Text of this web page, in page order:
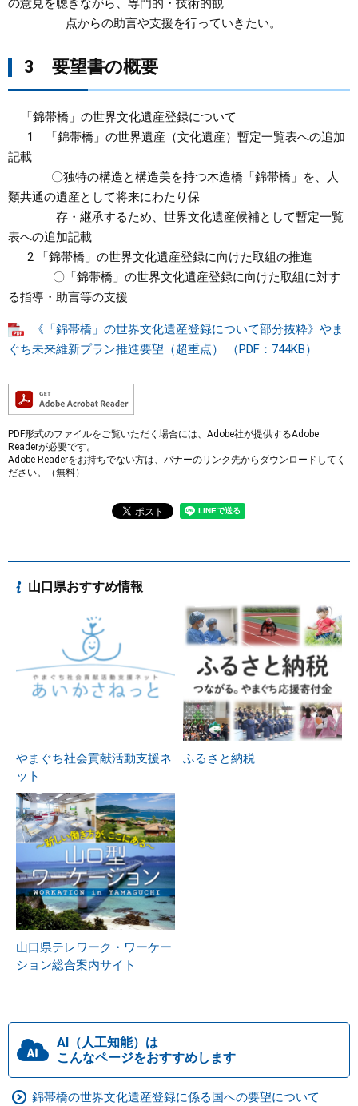
の意見を聴きながら、専門的・技術的観
点からの助言や支援を行っていきたい。
3 要望書の概要
「錦帯橋」の世界文化遺産登録について
1 「錦帯橋」の世界遺産（文化遺産）暫定一覧表への追加
記載
〇独特の構造と構造美を持つ木造橋「錦帯橋」を、人
類共通の遺産として将来にわたり保
存・継承するため、世界文化遺産候補として暫定一覧
表への追加記載
2 「錦帯橋」の世界文化遺産登録に向けた取組の推進
〇「錦帯橋」の世界文化遺産登録に向けた取組に対す
る指導・助言等の支援
《「錦帯橋」の世界文化遺産登録について部分抜粋》やま
ぐち未来維新プラン推進要望（超重点） （PDF：744KB）
PDF形式のファイルをご覧いただく場合には、Adobe社が提供するAdobe
Readerが必要です。
Adobe Readerをお持ちでない方は、バナーのリンク先からダウンロードしてく
ださい。（無料）
山口県おすすめ情報
やまぐち社会貢献活動支援ネ
ット
ふるさと納税
山口県テレワーク・ワーケー
ション総合案内サイト
AI（人工知能）は
こんなページをおすすめします
錦帯橋の世界文化遺産登録に係る国への要望について